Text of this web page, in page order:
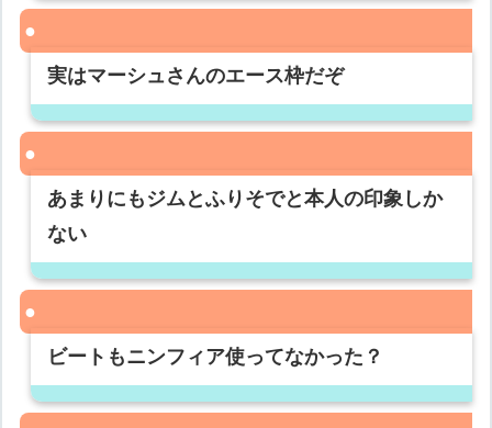
実はマーシュさんのエース枠だぞ
あまりにもジムとふりそでと本人の印象しか
ない
ビートもニンフィア使ってなかった？